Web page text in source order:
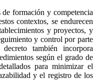
formación y competencia
contextos, se endurecen
y proyectos, y
y control por parte
también incorpora
según el grado de
para minimizar el
y el registro de los